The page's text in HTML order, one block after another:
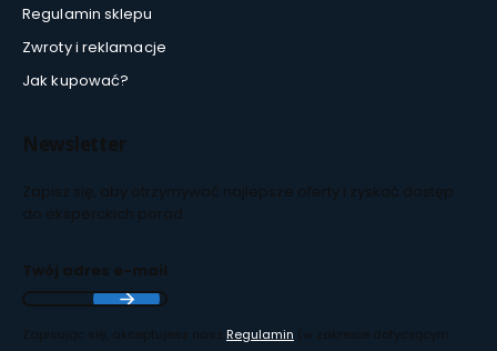
Regulamin sklepu
Zwroty i reklamacje
Jak kupować?
Newsletter
Zapisz się, aby otrzymywać najlepsze oferty i zyskać dostęp
do eksperckich porad.
Twój adres e-mail
Zapisując się, akceptujesz nasz Regulamin (w zakresie dotyczącym